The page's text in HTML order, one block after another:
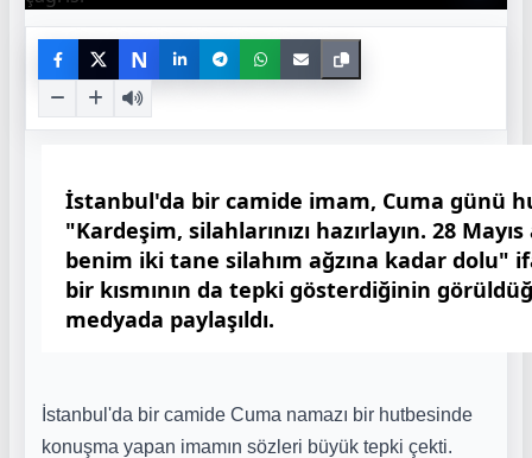
N
İstanbul'da bir camide imam, Cuma günü
"Kardeşim, silahlarınızı hazırlayın. 28
benim iki tane silahım ağzına kadar dolu"
bir kısmının da tepki gösterdiğinin
medyada paylaşıldı.
İstanbul'da bir camide Cuma namazı bir hutbesinde
konuşma yapan imamın sözleri büyük tepki çekti.